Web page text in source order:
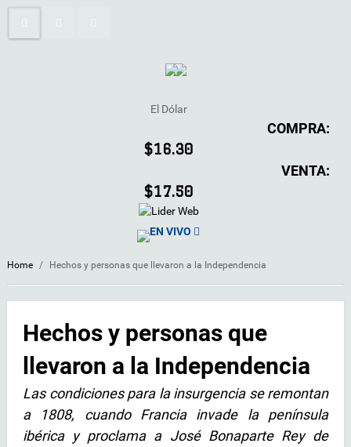
El Dólar
COMPRA:
$16.30
VENTA:
$17.50
EN VIVO
Home / Hechos y personas que llevaron a la Independencia
Hechos y personas que
llevaron a la Independencia
Las condiciones para la insurgencia se remontan
a 1808, cuando Francia invade la península
ibérica y proclama a José Bonaparte Rey de